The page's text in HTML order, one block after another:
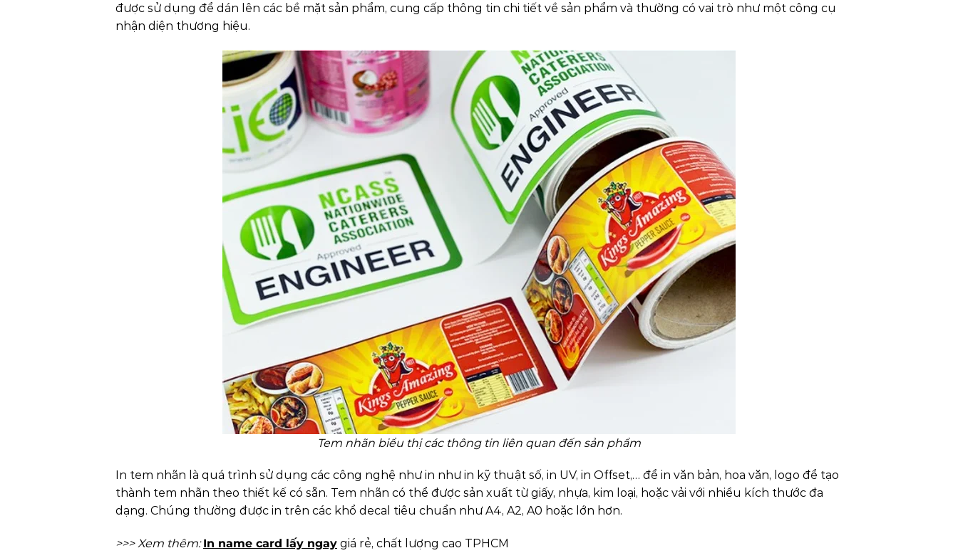
được sử dụng để dán lên các bề mặt sản phẩm, cung cấp thông tin chi tiết về sản phẩm và thường có vai trò như một công cụ
nhận diện thương hiệu.
Tem nhãn biểu thị các thông tin liên quan đến sản phẩm
In tem nhãn là quá trình sử dụng các công nghệ như in như in kỹ thuật số, in UV, in Offset,… để in văn bản, hoa văn, logo để tạo
thành tem nhãn theo thiết kế có sẵn. Tem nhãn có thể được sản xuất từ giấy, nhựa, kim loại, hoặc vải với nhiều kích thước đa
dạng. Chúng thường được in trên các khổ decal tiêu chuẩn như A4, A2, A0 hoặc lớn hơn.
>>> Xem thêm: In name card lấy ngay giá rẻ, chất lượng cao TPHCM